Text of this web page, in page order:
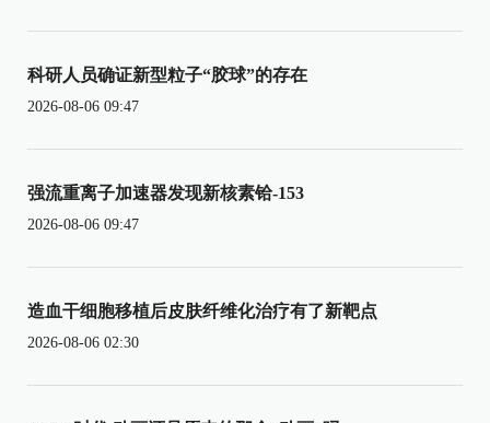
科研人员确证新型粒子“胶球”的存在
2026-08-06 09:47
强流重离子加速器发现新核素铪-153
2026-08-06 09:47
造血干细胞移植后皮肤纤维化治疗有了新靶点
2026-08-06 02:30